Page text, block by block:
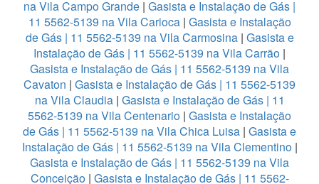
na Vila Campo Grande | Gasista e Instalação de Gás |
11 5562-5139 na Vila Carioca| Gasista e Instalação
de Gás | 11 5562-5139 na Vila Carmosina| Gasista e
Instalação de Gás | 11 5562-5139 na Vila Carrão |
Gasista e Instalação de Gás | 11 5562-5139 na Vila
Cavaton | Gasista e Instalação de Gás | 11 5562-5139
na Vila Claudia| Gasista e Instalação de Gás | 11
5562-5139 na Vila Centenario | Gasista e Instalação
de Gás | 11 5562-5139 na Vila Chica Luisa | Gasista e
Instalação de Gás | 11 5562-5139 na Vila Clementino|
Gasista e Instalação de Gás | 11 5562-5139 na Vila
Conceição| Gasista e Instalação de Gás | 11 5562-